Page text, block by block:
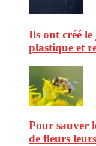
Ils ont créé
plastique et
Pour sauver
de fleurs